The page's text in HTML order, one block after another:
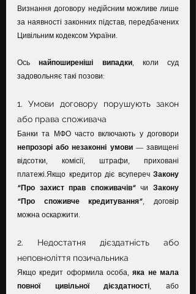
Визнання договору недійсним можливе лише
за наявності законних підстав, передбачених
Цивільним кодексом України.
Ось найпоширеніші випадки, коли суд
задовольняє такі позови:
1. Умови договору порушують закон
або права споживача
непрозорі або незаконні умови — завищені
відсотки, комісії, штрафи, приховані
платежі.Якщо кредитор діє всупереч Закону
“Про захист прав споживачів” чи Закону
“Про споживче кредитування”, договір
можна оскаржити.
2. Недостатня дієздатність або
неповноліття позичальника
Якщо кредит оформила особа, яка не мала
повної цивільної дієздатності, або